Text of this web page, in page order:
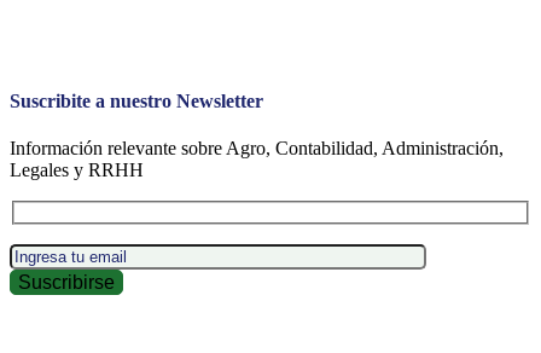
Suscribite a nuestro Newsletter
Información relevante sobre Agro, Contabilidad, Administración,
Legales y RRHH